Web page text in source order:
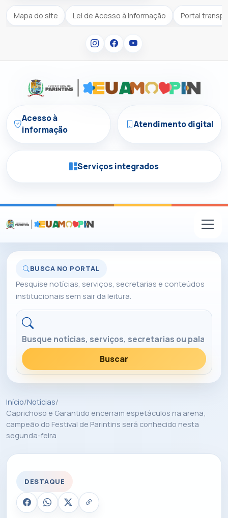
Mapa do site Lei de Acesso à Informação Portal
Acesso à
informação
Atendimento digital
Serviços integrados
BUSCA NO PORTAL
Pesquise notícias, serviços, secretarias e conteúdos
institucionais sem sair da leitura.
Buscar no portal
Buscar
Início/Notícias/
Caprichoso e Garantido encerram espetáculos na arena;
campeão do Festival de Parintins será conhecido nesta
segunda-feira
DESTAQUE